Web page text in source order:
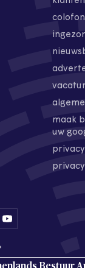
colofon
maak
uw
Bestuur